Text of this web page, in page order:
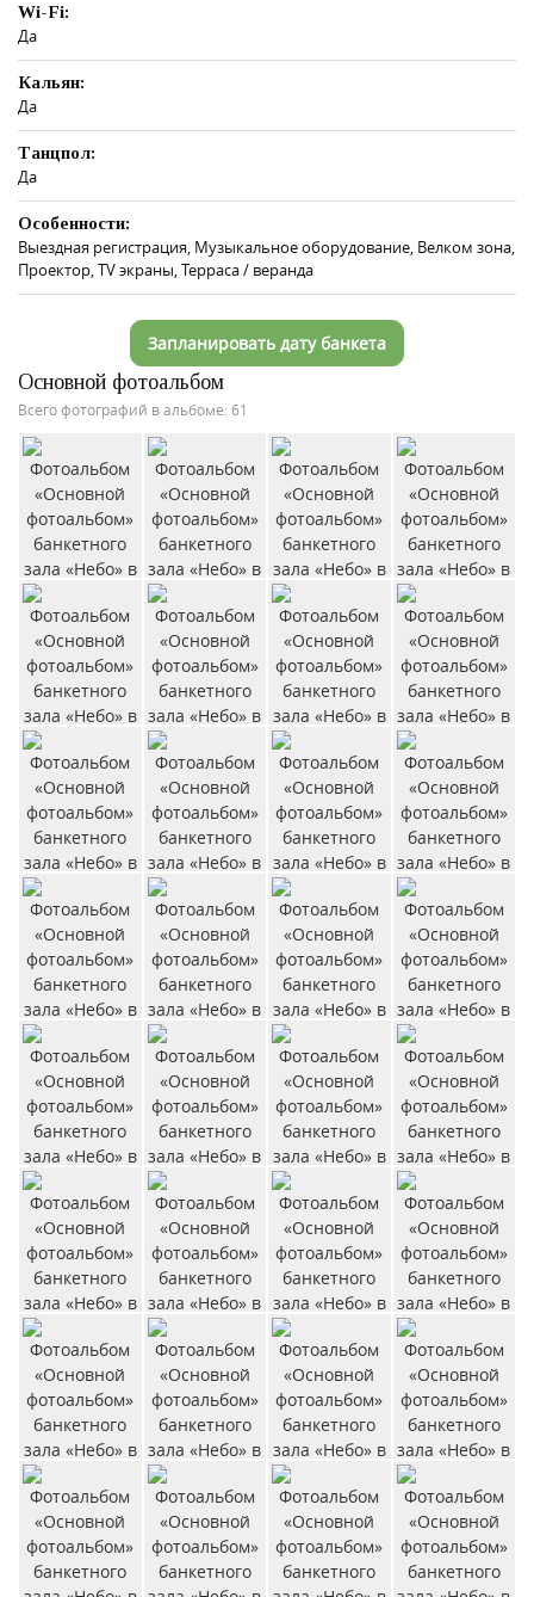
Wi-Fi:
Да
Кальян:
Да
Танцпол:
Да
Особенности:
Выездная регистрация, Музыкальное оборудование, Велком зона,
Проектор, TV экраны, Терраса / веранда
Запланировать дату банкета
Основной фотоальбом
Всего фотографий в альбоме: 61